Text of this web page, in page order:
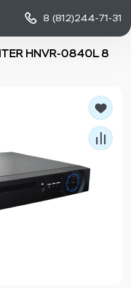
8 (812)244-71-31
HNVR-0840L 8